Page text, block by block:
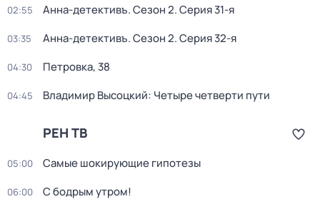
02:55 Анна-детективъ. Сезон 2. Серия 31-я
03:35 Анна-детективъ. Сезон 2. Серия 32-я
04:30 Петровка, 38
04:45 Владимир Высоцкий: Четыре четверти пути
РЕН ТВ
05:00 Самые шoкиpующие гипотезы
06:00 С бодрым утром!